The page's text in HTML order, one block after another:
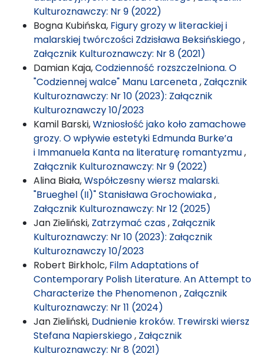
Kulturoznawczy: Nr 9 (2022)
Bogna Kubińska, Figury grozy w literackiej i
malarskiej twórczości Zdzisława Beksińskiego,
Załącznik Kulturoznawczy: Nr 8 (2021)
Damian Kaja,Codzienność rozszczelniona. O
"Codziennej walce" Manu Larceneta, Załącznik
Kulturoznawczy: Nr 10 (2023): Załącznik
Kulturoznawczy 10/2023
Kamil Barski,Wzniosłość jako koło zamachowe
grozy. O wpływie estetyki Edmunda Burke’a
i Immanuela Kanta na literaturę romantyzmu,
Załącznik Kulturoznawczy: Nr 9 (2022)
Alina Biała,Współczesny wiersz malarski.
"Brueghel (II)" Stanisława Grochowiaka,
Załącznik Kulturoznawczy: Nr 12 (2025)
Jan Zieliński, Zatrzymać czas, Załącznik
Kulturoznawczy: Nr 10 (2023): Załącznik
Kulturoznawczy 10/2023
Robert Birkholc, Film Adaptations of
Contemporary Polish Literature. An Attempt to
Characterize the Phenomenon, Załącznik
Kulturoznawczy: Nr 11 (2024)
Jan Zieliński, Dudnienie kroków. Trewirski wiersz
Stefana Napierskiego, Załącznik
Kulturoznawczy: Nr 8 (2021)